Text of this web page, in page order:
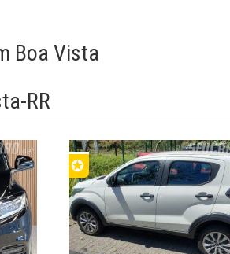
Boa Vista
RR
✪